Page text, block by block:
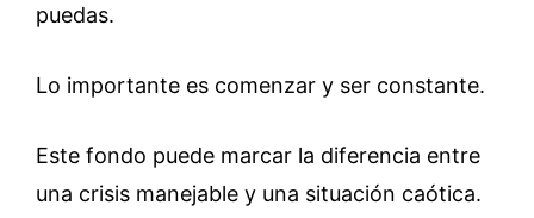
puedas.
Lo importante es comenzar y ser constante.
Este fondo puede marcar la diferencia entre
una crisis manejable y una situación caótica.